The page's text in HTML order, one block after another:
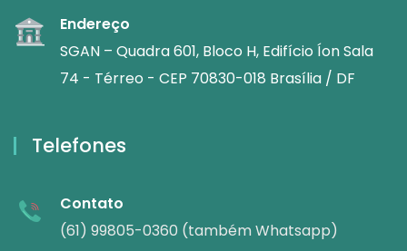
Endereço
SGAN – Quadra 601, Bloco H, Edifício Íon Sala
74 - Térreo - CEP 70830-018 Brasília / DF
Telefones
Contato
(61) 99805-0360 (também Whatsapp)